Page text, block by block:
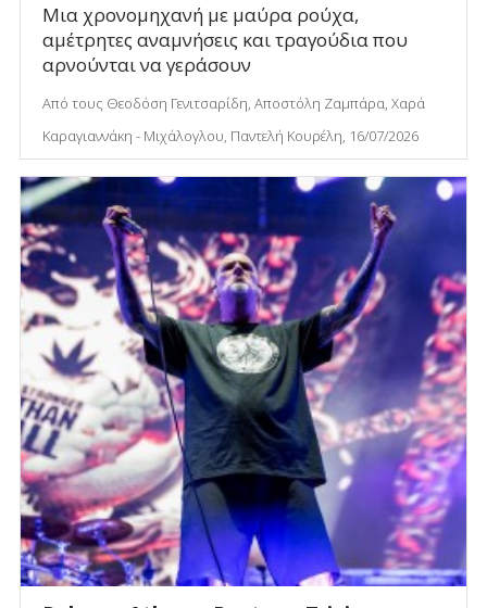
Μια χρονομηχανή με μαύρα ρούχα,
αμέτρητες αναμνήσεις και τραγούδια που
αρνούνται να γεράσουν
Από τους Θεοδόση Γενιτσαρίδη, Αποστόλη Ζαμπάρα, Χαρά
Καραγιαννάκη - Μιχάλογλου, Παντελή Κουρέλη, 16/07/2026